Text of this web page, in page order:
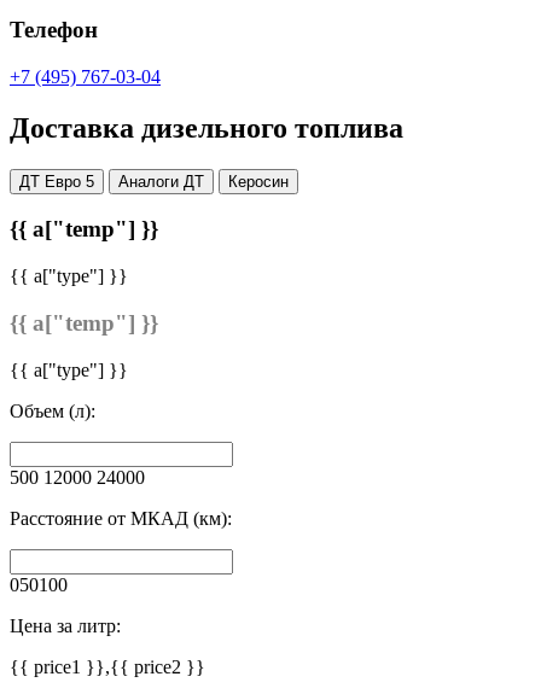
Телефон
+7 (495) 767-03-04
Доставка дизельного топлива
ДТ Евро 5 Аналоги ДТ Керосин
{{ a["temp"] }}
{{ a["type"] }}
{{ a["temp"] }}
{{ a["type"] }}
Объем (л):
500 12000 24000
Расстояние от МКАД (км):
050100
Цена за литр:
{{ price1 }},{{ price2 }}